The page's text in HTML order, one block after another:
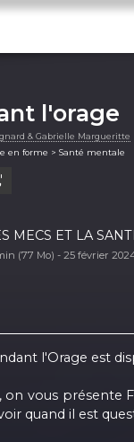
l'orage
& Gabrielle Margueritte
en forme > Santé mentale
MECS ET LA
(77 Mo) - 25 février
l'Orage est
vous présente
quand il est